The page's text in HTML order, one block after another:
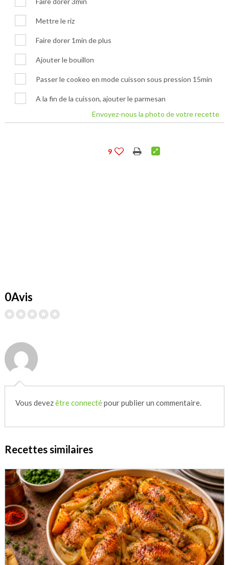
Mettre le riz
Faire dorer 1min de plus
Ajouter le bouillon
Passer le cookeo en mode cuisson sous pression 15min
A la fin de la cuisson, ajouter le parmesan
Envoyez-nous la photo de votre recette
9
0Avis
Vous devezêtre connectépour publier un commentaire.
Recettes similaires